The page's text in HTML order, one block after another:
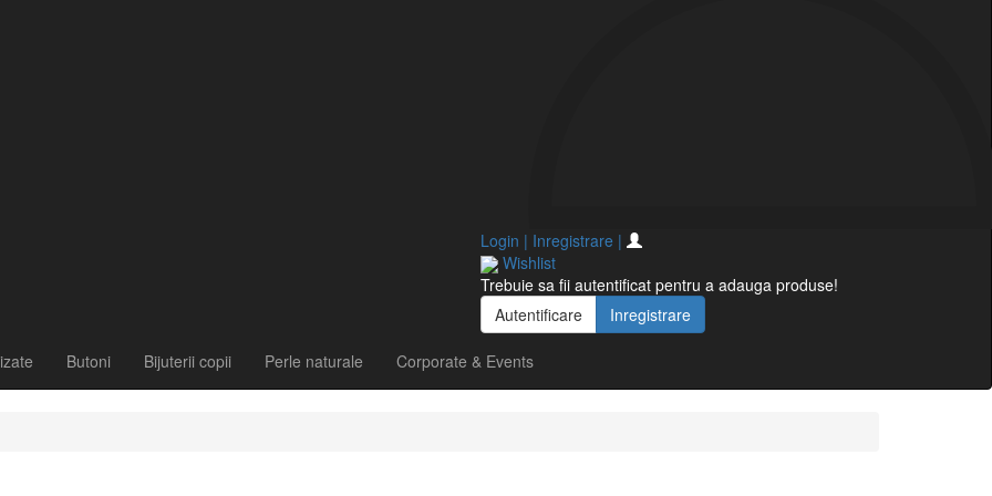
Login | Inregistrare |
Wishlist
Trebuie sa fii autentificat pentru a adauga produse!
Autentificare
Inregistrare
Butoni Bijuterii copii Perle naturale Corporate & Events